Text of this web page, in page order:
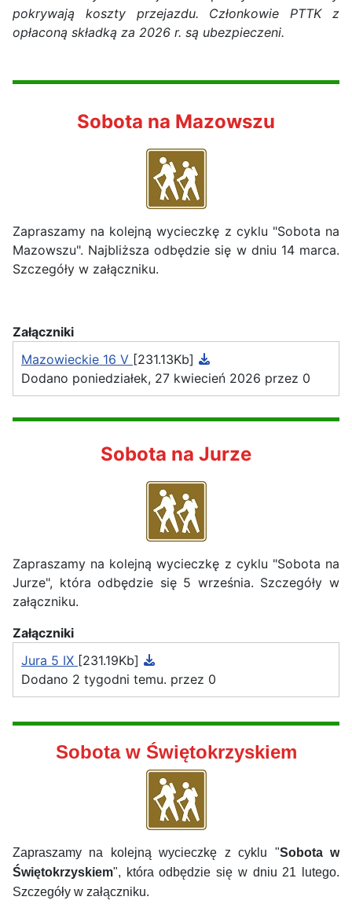
pokrywają koszty przejazdu. Członkowie PTTK z
opłaconą składką za 2026 r. są ubezpieczeni.
Sobota na Mazowszu
Zapraszamy na kolejną wycieczkę z cyklu "Sobota na
Mazowszu". Najbliższa odbędzie się w dniu 14 marca.
Szczegóły w załączniku.
Załączniki
Mazowieckie 16 V [231.13Kb]
Dodano poniedziałek, 27 kwiecień 2026 przez 0
Sobota na Jurze
Zapraszamy na kolejną wycieczkę z cyklu "Sobota na
Jurze", która odbędzie się 5 września. Szczegóły w
załączniku.
Załączniki
Jura 5 IX [231.19Kb]
Dodano 2 tygodni temu. przez 0
Sobota w Świętokrzyskiem
Zapraszamy na kolejną wycieczkę z cyklu "Sobota w
Świętokrzyskiem", która odbędzie się w dniu 21 lutego.
Szczegóły w załączniku.